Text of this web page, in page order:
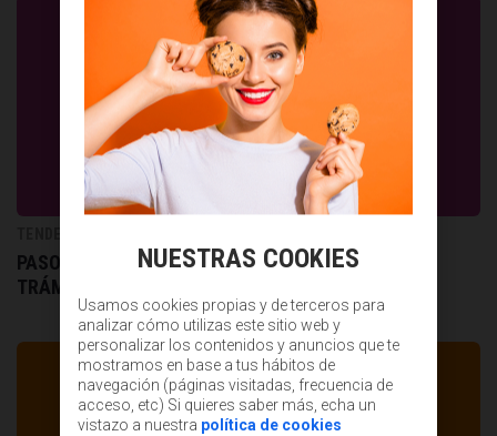
PASOS PARA CREAR UNA EMPRESA: REQUISITOS Y
TRÁMITES
NUESTRAS COOKIES
Usamos cookies propias y de terceros para
analizar cómo utilizas este sitio web y
personalizar los contenidos y anuncios que te
mostramos en base a tus hábitos de
navegación (páginas visitadas, frecuencia de
acceso, etc) Si quieres saber más, echa un
vistazo a nuestra política de cookies